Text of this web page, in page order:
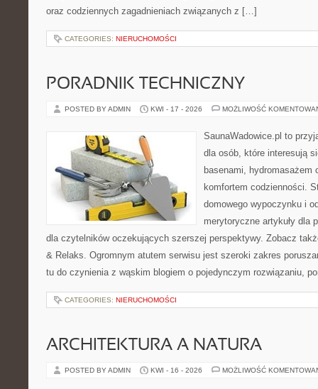
oraz codziennych zagadnieniach związanych z […]
CATEGORIES: NIERUCHOMOŚCI
PORADNIK TECHNICZNY
POSTED BY ADMIN KWI - 17 - 2026 MOŻLIWOŚĆ
SaunaWadowice.pl to
dla osób, które interesują
basenami, hydromasażem
komfortem codzienności.
domowego wypoczynku i
merytoryczne artykuły dla
dla czytelników oczekujących szerszej perspektywy. Zobacz
& Relaks. Ogromnym atutem serwisu jest szeroki zakres
tu do czynienia z wąskim blogiem o pojedynczym rozwiązaniu,
CATEGORIES: NIERUCHOMOŚCI
ARCHITEKTURA A NATURA
POSTED BY ADMIN KWI - 16 - 2026 MOŻLIWOŚĆ